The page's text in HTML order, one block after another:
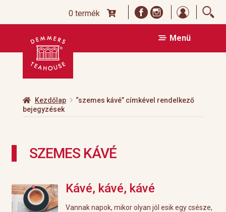
0 termék
Ugrás
navigációhoz
Kilépés
tartalomba
Menü
Kezdőlap
“szemes kávé” címkével rendelkező
bejegyzések
SZEMES KÁVÉ
Kávé, kávé, kávé
Vannak napok, mikor olyan jól esik egy csésze,